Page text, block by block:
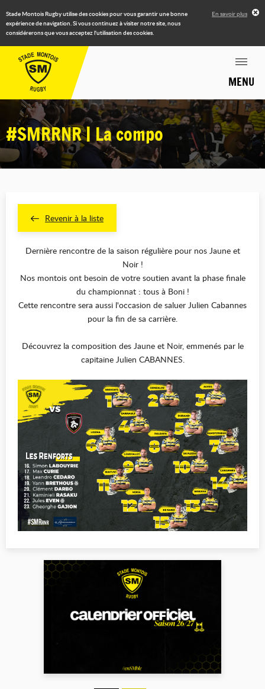
Stade Montois Rugby utilise des cookies pour vous garantir une bonne
expérience de navigation. Si vous continuez à visiter notre site, nous
considérerons que vous acceptez l'utilisation des cookies.
En savoir plus
MENU
#SMRRNR | La compo
Revenir à la liste
Dernière rencontre de la saison régulière pour nos Jaune et
Noir !
Nos montois ont besoin de votre soutien avant la phase finale
du championnat : tous à Boni !
Cette rencontre sera aussi l'occasion de saluer Julien Cabannes
pour la fin de sa carrière.
Découvrez la composition des Jaune et Noir, emmenés par le
capitaine Julien CABANNES.